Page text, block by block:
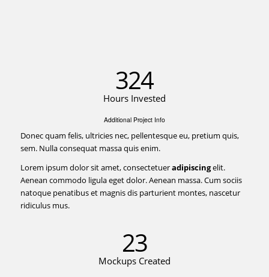
324
Hours Invested
Additional Project Info
Donec quam felis, ultricies nec, pellentesque eu, pretium quis,
sem. Nulla consequat massa quis enim.
Lorem ipsum dolor sit amet, consectetueradipiscingelit.
Aenean commodo ligula eget dolor. Aenean massa. Cum sociis
natoque penatibus et magnis dis parturient montes, nascetur
ridiculus mus.
23
Mockups Created